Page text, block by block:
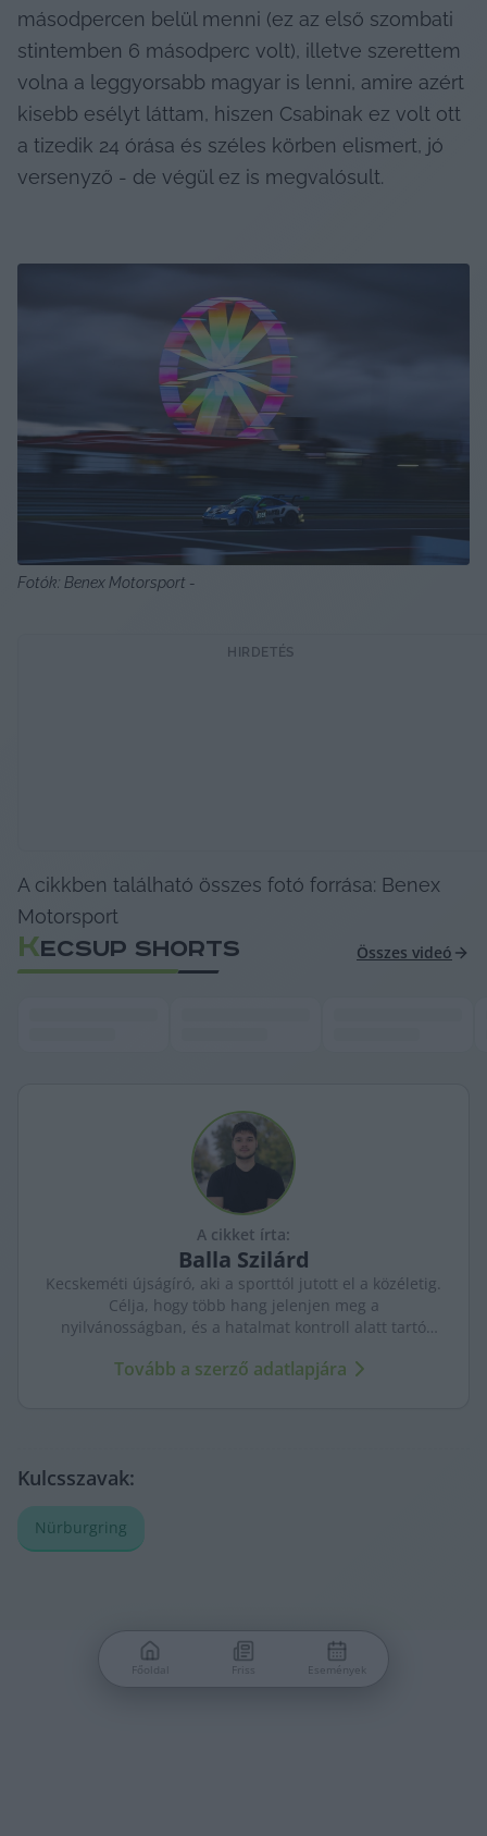
másodpercen belül menni (ez az első szombati
stintemben 6 másodperc volt), illetve szerettem
volna a leggyorsabb magyar is lenni, amire azért
kisebb esélyt láttam, hiszen Csabinak ez volt ott
a tizedik 24 órása és széles körben elismert, jó
versenyző - de végül ez is megvalósult.
Fotók: Benex Motorsport -
HIRDETÉS
A cikkben található összes fotó forrása: Benex
Motorsport
KECSUP SHORTS Összes videó
A cikket írta:
Balla Szilárd
Kecskeméti újságíró, aki a sporttól jutott el a közéletig.
Célja, hogy több hang jelenjen meg a
nyilvánosságban, és a hatalmat kontroll alatt tartó
kritikus szemmel követi.
Tovább a szerző adatlapjára
Kulcsszavak:
Nürburgring
Főoldal Friss Események